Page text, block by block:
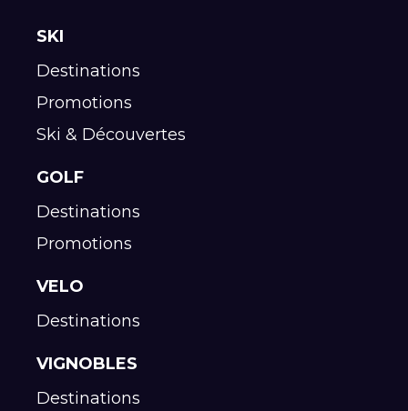
SKI
Destinations
Promotions
Ski & Découvertes
GOLF
Destinations
Promotions
VELO
Destinations
VIGNOBLES
Destinations